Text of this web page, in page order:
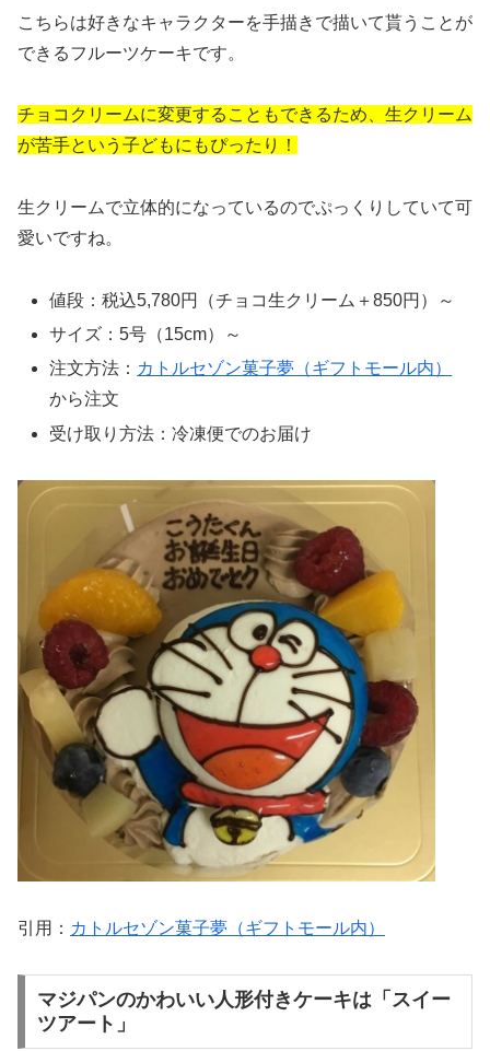
こちらは好きなキャラクターを手描きで描いて貰うことが
できるフルーツケーキです。
チョコクリームに変更することもできるため、生クリーム
が苦手という子どもにもぴったり！
生クリームで立体的になっているのでぷっくりしていて可
愛いですね。
値段：税込5,780円（チョコ生クリーム＋850円）～
サイズ：5号（15cm）～
注文方法： カトルセゾン菓子夢（ギフトモール内）
から注文
受け取り方法：冷凍便でのお届け
引用： カトルセゾン菓子夢（ギフトモール内）
マジパンのかわいい人形付きケーキは「スイー
ツアート」